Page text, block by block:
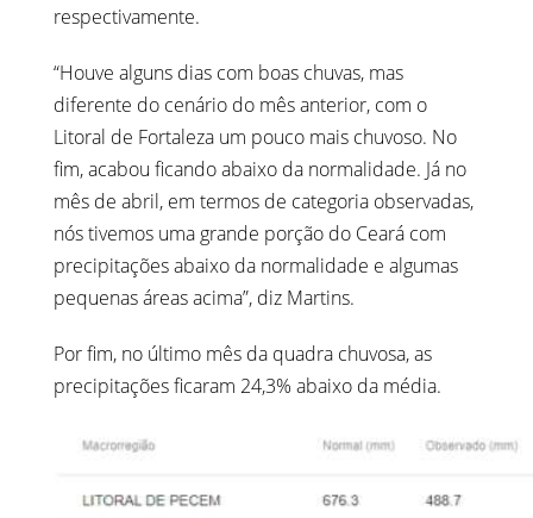
respectivamente.
“Houve alguns dias com boas chuvas, mas
diferente do cenário do mês anterior, com o
Litoral de Fortaleza um pouco mais chuvoso. No
fim, acabou ficando abaixo da normalidade. Já no
mês de abril, em termos de categoria observadas,
nós tivemos uma grande porção do Ceará com
precipitações abaixo da normalidade e algumas
pequenas áreas acima”, diz Martins.
Por fim, no último mês da quadra chuvosa, as
precipitações ficaram 24,3% abaixo da média.